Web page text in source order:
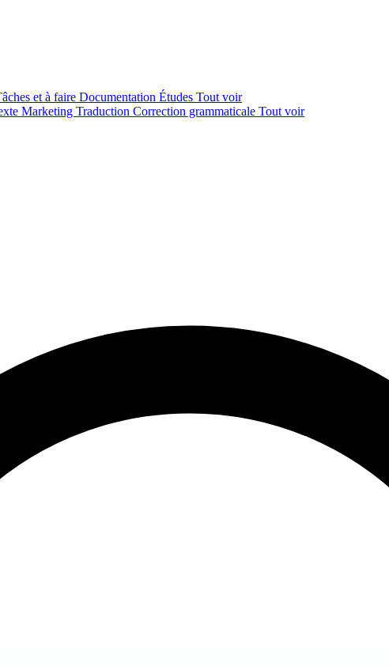
et à faire Documentation Études Tout voir
Marketing Traduction Correction grammaticale Tout voir